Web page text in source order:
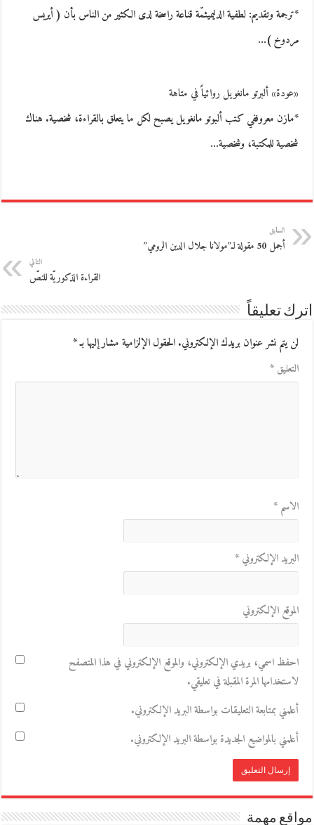
*ترجمة وتقديم: لطفية الدليميثمّة قناعة راسخة لدى الكثير من الناس بأن ( أيريس
مردوخ )…
«عودة» ألبرتو مانغويل روائياً في متاهة
*مازن معروففي كتب ألبوتو مانغويل يصبح لكل ما يتعلق بالقراءة، شخصية. هناك
شخصية للمكتبة، وشخصية…
السابق
أجمل 50 مقولة لـ”مولانا جلال الدين الرومي”
التالي
القراءة الذكوريّة للنصّ
اترك تعليقاً
لن يتم نشر عنوان بريدك الإلكتروني.الحقول الإلزامية مشار إليها بـ*
التعليق*
الاسم*
البريد الإلكتروني*
الموقع الإلكتروني
احفظ اسمي، بريدي الإلكتروني، والموقع الإلكتروني في هذا المتصفح
لاستخدامها المرة المقبلة في تعليقي.
أعلمني بمتابعة التعليقات بواسطة البريد الإلكتروني.
أعلمني بالمواضيع الجديدة بواسطة البريد الإلكتروني.
مواقع مهمة